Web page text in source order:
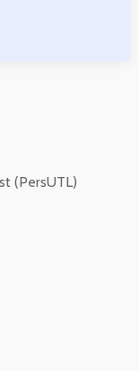
(PersUTL)